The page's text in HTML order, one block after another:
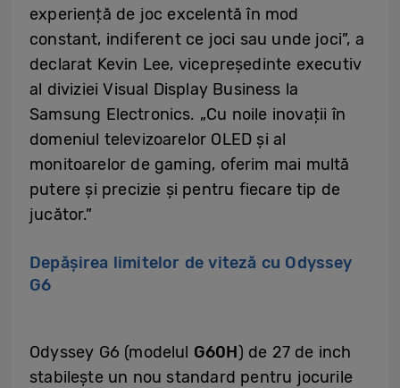
experiență de joc excelentă în mod
constant, indiferent ce joci sau unde joci”, a
declarat Kevin Lee, vicepreședinte executiv
al diviziei Visual Display Business la
Samsung Electronics. „Cu noile inovații în
domeniul televizoarelor OLED și al
monitoarelor de gaming, oferim mai multă
putere și precizie și pentru fiecare tip de
jucător.”
Depășirea limitelor de viteză cu Odyssey
G6
Odyssey G6 (modelul G60H) de 27 de inch
stabilește un nou standard pentru jocurile